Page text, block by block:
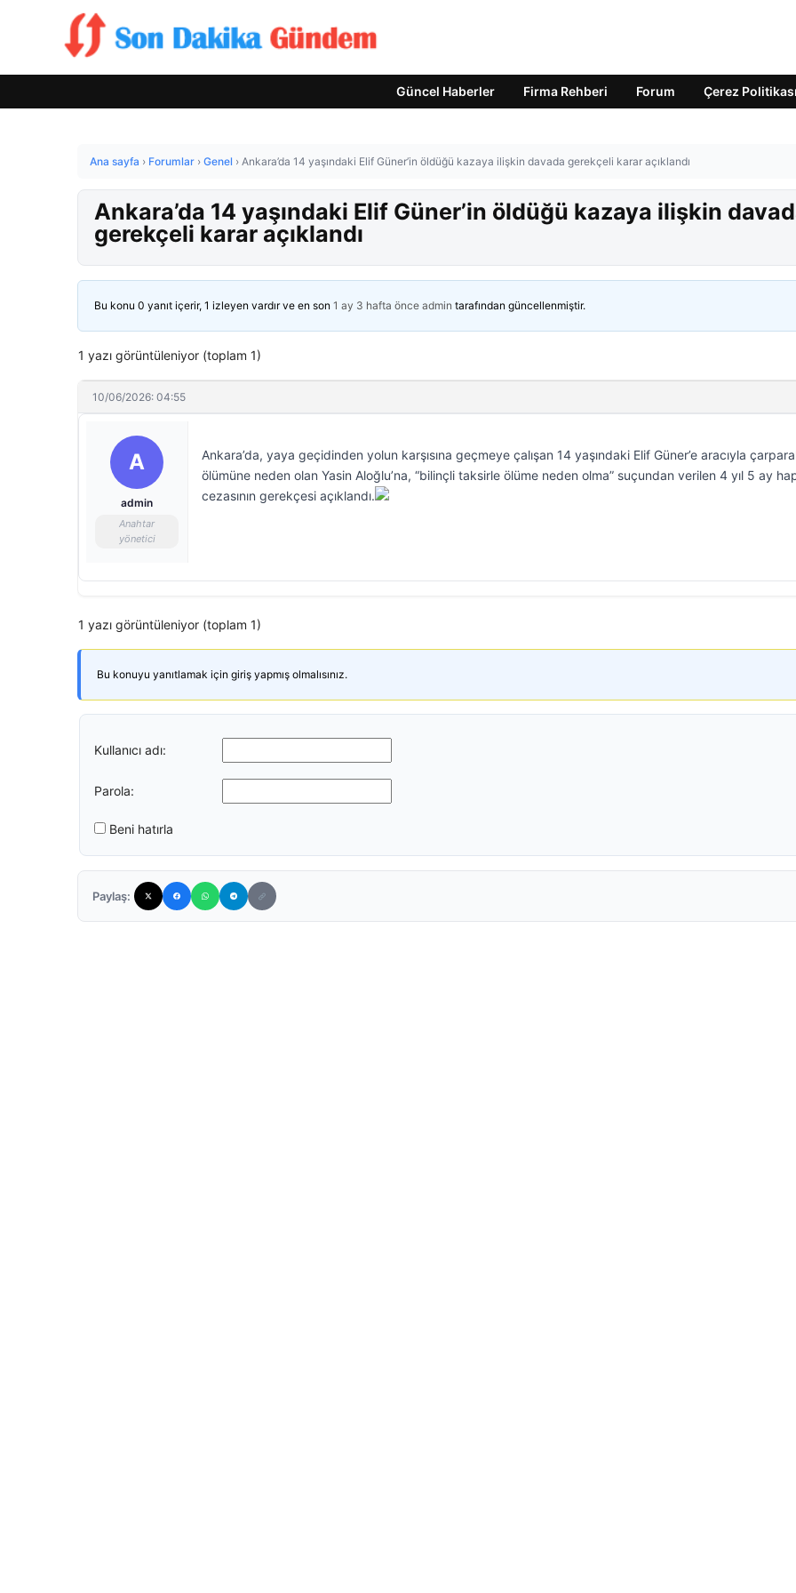
Güncel Haberler Firma Rehberi Forum Çerez Politikası
Ana sayfa › Forumlar › Genel › Ankara’da 14 yaşındaki Elif Güner’in öldüğü kazaya ilişkin davada gerekçeli karar açıklandı
Ankara’da 14 yaşındaki Elif Güner’in öldüğü kazaya ilişkin
gerekçeli karar açıklandı
Bu konu 0 yanıt içerir, 1 izleyen vardır ve en son 1 ay 3 hafta önce admin tarafından güncellenmiştir.
1 yazı görüntüleniyor (toplam 1)
10/06/2026: 04:55
A
admin
Anahtar
yönetici
Ankara’da, yaya geçidinden yolun karşısına geçmeye çalışan 14 yaşındaki Elif Güner’e aracıyla
ölümüne neden olan Yasin Aloğlu’na, “bilinçli taksirle ölüme neden olma” suçundan verilen 4 yıl 5 ay
cezasının gerekçesi açıklandı.
1 yazı görüntüleniyor (toplam 1)
Bu konuyu yanıtlamak için giriş yapmış olmalısınız.
Kullanıcı adı:
Parola:
Beni hatırla
Paylaş: